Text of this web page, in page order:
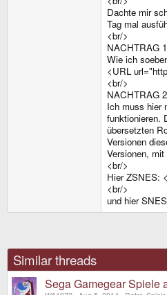
Dachte mir
Tag mal
<br/>
NACHTRAG
Wie ich
<URL
<br/>
NACHTRAG
Ich muss hier
funktionieren.
übersetzten
Versionen
Versionen,
<br/>
Hier ZSNES:
<br/>
und hier
Similar threads
Sega Gamegear Spiele